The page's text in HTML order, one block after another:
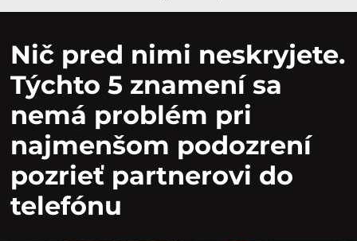
Nič pred nimi neskryjete.
Týchto 5 znamení sa
nemá problém pri
najmenšom podozrení
pozrieť partnerovi do
telefónu